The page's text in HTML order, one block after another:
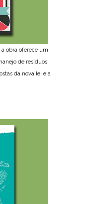
obra oferece um
de resíduos
da nova lei e a